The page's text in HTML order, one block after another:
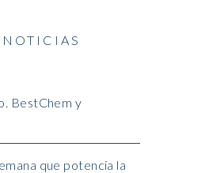
BestChem y
que potencia la